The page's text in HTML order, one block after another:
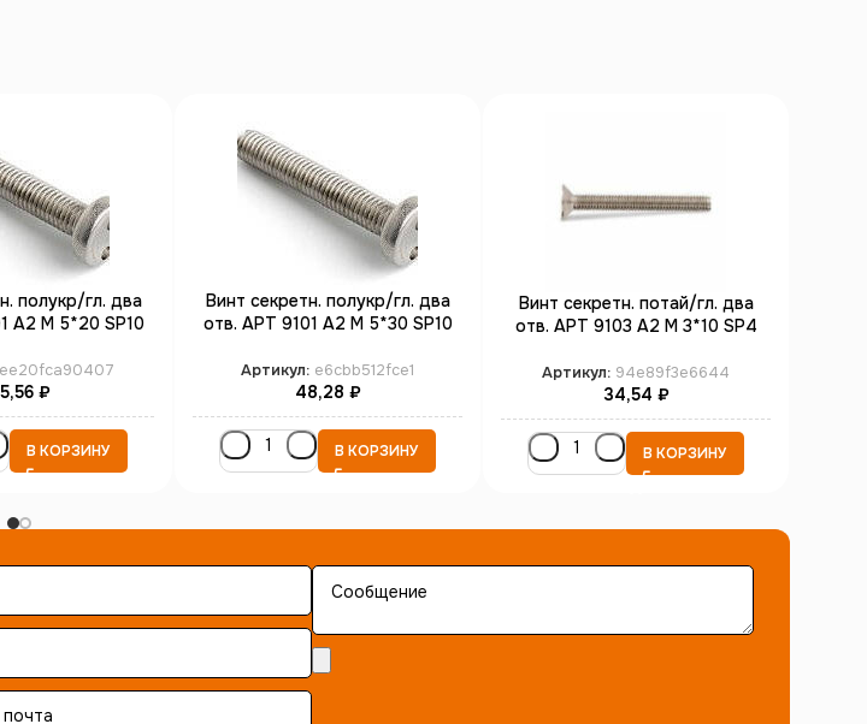
полукр/гл. два
А2 M 5*20 SP10
ee20fca90407
₽
В КОРЗИНУ
Винт секретн. полукр/гл. два
отв. АРТ 9101 А2 M 5*30 SP10
Артикул: e6cbb512fce1
48,28 ₽
В КОРЗИНУ
Винт секретн. потай/гл. два
отв. АРТ 9103 А2 M 3*10 SP4
Артикул: 94e89f3e6644
34,54 ₽
В КОРЗИНУ